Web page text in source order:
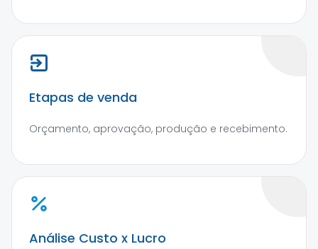
Etapas de venda
Orçamento, aprovação, produção e recebimento.
Análise Custo x Lucro